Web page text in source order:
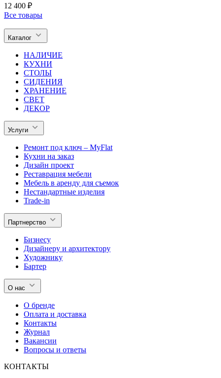
12 400 ₽
Все товары
Каталог
НАЛИЧИЕ
КУХНИ
СТОЛЫ
СИДЕНИЯ
ХРАНЕНИЕ
СВЕТ
ДЕКОР
Услуги
Ремонт под ключ – MyFlat
Кухни на заказ
Дизайн проект
Реставрация мебели
Мебель в аренду для съемок
Нестандартные изделия
Trade-in
Партнерство
Бизнесу
Дизайнеру и архитектору
Художнику
Бартер
О нас
О бренде
Оплата и доставка
Контакты
Журнал
Вакансии
Вопросы и ответы
КОНТАКТЫ